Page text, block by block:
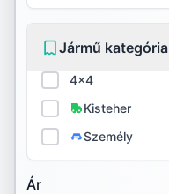
GT Radial
Habilead
Jármű kategória
4x4
Kisteher
Személy
Ár